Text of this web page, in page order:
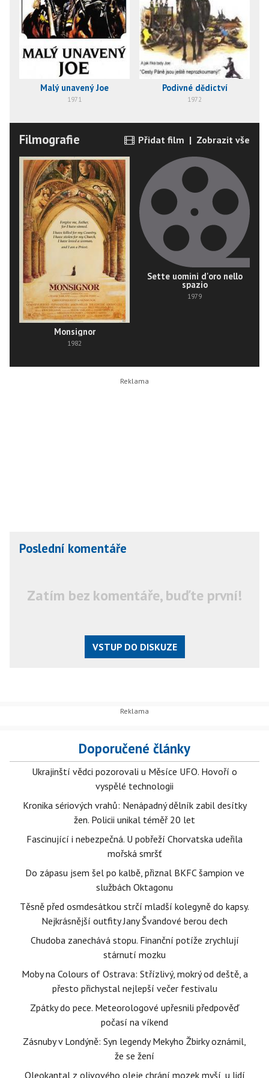
Malý unavený Joe
1971
Podivné dědictví
1972
Filmografie Přidat film | Zobrazit vše
Monsignor
1982
Sette uomini d'oro nello
spazio
1979
Poslední komentáře
Zatím bez komentáře, buďte první!
VSTUP DO DISKUZE
Doporučené články
Ukrajinští vědci pozorovali u Měsíce UFO. Hovoří o
vyspělé technologii
Kronika sériových vrahů: Nenápadný dělník zabil desítky
žen. Policii unikal téměř 20 let
Fascinující i nebezpečná. U pobřeží Chorvatska udeřila
mořská smršť
Do zápasu jsem šel po kalbě, přiznal BKFC šampion ve
službách Oktagonu
Těsně před osmdesátkou strčí mladší kolegyně do kapsy.
Nejkrásnější outfity Jany Švandové berou dech
Chudoba zanechává stopu. Finanční potíže zrychlují
stárnutí mozku
Moby na Colours of Ostrava: Střízlivý, mokrý od deště, a
přesto přichystal nejlepší večer festivalu
Zpátky do pece. Meteorologové upřesnili předpověď
počasí na víkend
Zásnuby v Londýně: Syn legendy Mekyho Žbirky oznámil,
že se žení
Oleokantal z olivového oleje chrání mozek myší, u lidí